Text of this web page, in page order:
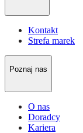
Kontakt
Strefa marek
Poznaj nas
O nas
Doradcy
Kariera